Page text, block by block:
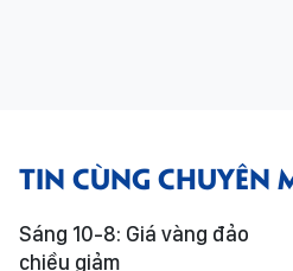
TIN CÙNG CHUYÊN
Sáng 10-8: Giá vàng đảo
chiều giảm